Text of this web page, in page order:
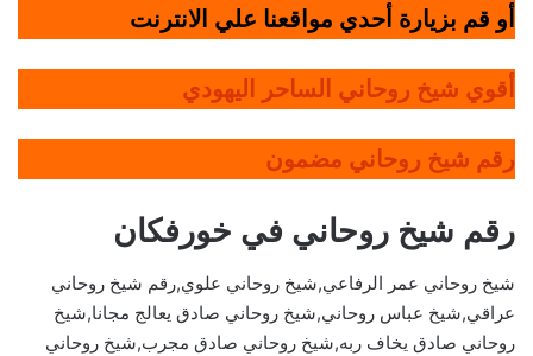
أو قم بزيارة أحدي مواقعنا علي الانترنت
أقوي شيخ روحاني الساحر اليهودي
رقم شيخ روحاني مضمون
رقم شيخ روحاني في خورفكان
شيخ روحاني عمر الرفاعي,شيخ روحاني علوي,رقم شيخ روحاني
عراقي,شيخ عباس روحاني,شيخ روحاني صادق يعالج مجانا,شيخ
روحاني صادق يخاف ربه,شيخ روحاني صادق مجرب,شيخ روحاني